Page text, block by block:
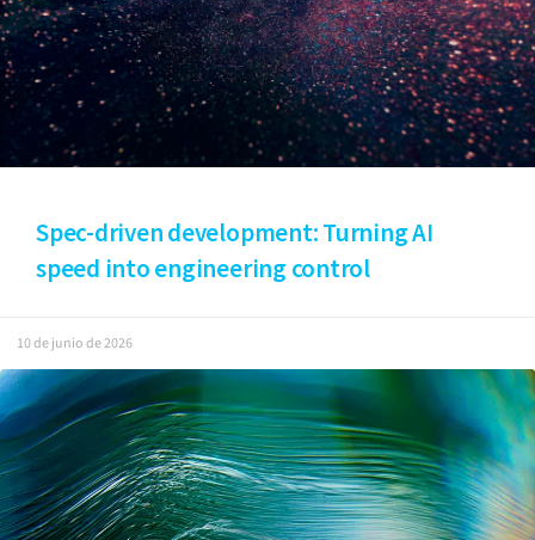
Spec-driven development: Turning AI
speed into engineering control
10 de junio de 2026